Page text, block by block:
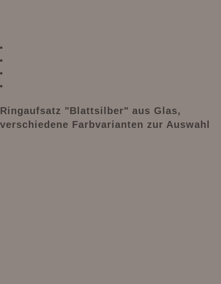
Ringaufsatz "Blattsilber" aus Glas,
verschiedene Farbvarianten zur Auswahl